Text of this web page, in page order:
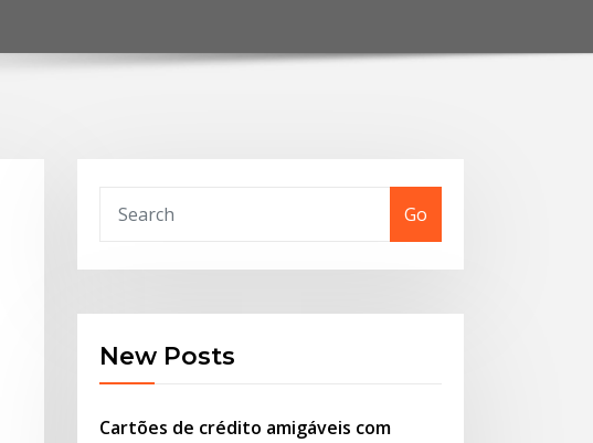
Go
New Posts
Cartões de crédito amigáveis ​​com